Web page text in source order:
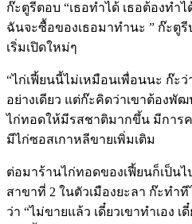
ก๊ะตูรีตอบ “เธอทำได้ เธอต้องทำ
ฉันจะซื้อของเธอมาทำนะ ” ก๊ะตู
เริ่มเปิดใหม่ๆ
“ไก่เฟี้ยนนี้ไม่เหมือนเพื่อนนะ ก๊ะ
อย่างเดียว แต่ก๊ะคิดว่าเขาต้องพั
ไก่ทอดให้มีรสชาติมากขึ้น มีการค
มีไก่ซอสเกาหลีขายเพิ่มเติม
ต่อมาร้านไก่ทอดของเฟี้ยนก็เป็น
สาขาที่ 2 ในตัวเมืองยะลา ก๊ะทำ
ว่า “ไม่ขายแล้ว เดี๋ยวเขาทำเอง